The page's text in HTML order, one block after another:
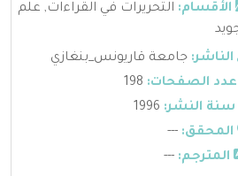
الأقسام: التحريرات في القراءات, علم
الناشر: جامعة قاريونس_بنغازي
الصفحات:
النشر:
المحقق: ---
المترجم: ---